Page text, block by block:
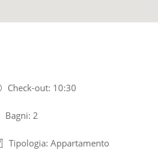
Check-out: 10:30
Bagni: 2
Tipologia: Appartamento